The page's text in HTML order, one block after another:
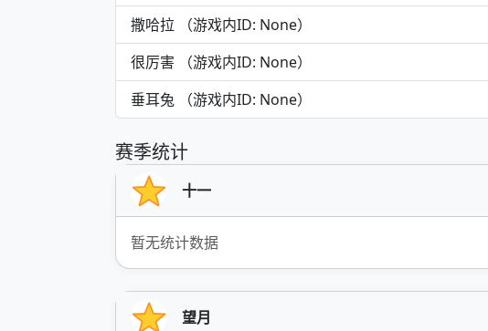
撒哈拉 （游戏内ID: None）
很厉害 （游戏内ID: None）
垂耳兔 （游戏内ID: None）
赛季统计
十一
暂无统计数据
望月